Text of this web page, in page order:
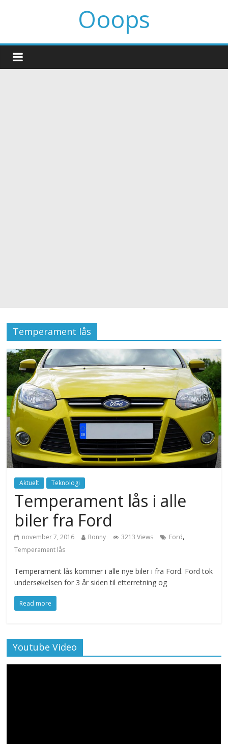
Ooops
Temperament lås
Aktuelt Teknologi
Temperament lås i alle
biler fra Ford
november 7, 2016 Ronny 3213 Views Ford,
Temperament lås
Temperament lås kommer i alle nye biler i fra Ford. Ford tok
undersøkelsen for 3 år siden til etterretning og
Read more
Youtube Video